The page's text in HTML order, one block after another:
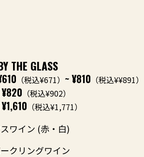
THE GLASS
（税込¥671） ~ ¥810 （税込¥¥891）
¥820 （税込¥902）
¥1,610 （税込¥1,771）
ワイン (赤・白)
クリングワイン